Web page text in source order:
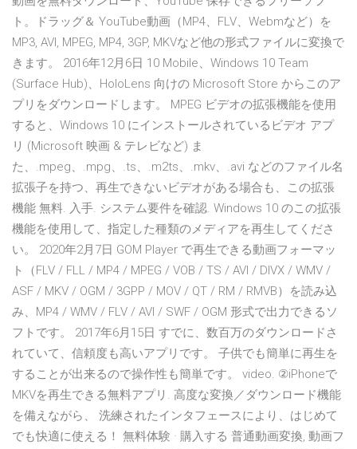
ト。ドラッグ＆ YouTube動画（MP4、FLV、Webmなど）を
MP3, AVI, MPEG, MP4, 3GP, MKVなど他の形式ファイルに変換で
きます。 2016年12月6日 10 Mobile、Windows 10 Team
(Surface Hub)、HoloLens 向けの Microsoft Store からこのア
プリをダウンロードします。 MPEG ビデオの拡張機能を使用
すると、Windows 10 にインストールされているビデオ アプ
リ (Microsoft 映画 & テレビなど) ま
た、.mpeg、.mpg、.ts、.m2ts、.mkv、.avi などのファイル名
拡張子を持つ、再生できないビデオがある場合も、この拡張
機能 無料. 入手. システム要件を確認. Windows 10 のこの拡張
機能を使用して、指定した種類のメディアを再生してくださ
い。 2020年2月7日 GOM Player で再生できる動画フォーマッ
ト（FLV / FLL / MP4 / MPEG / VOB / TS / AVI / DIVX / WMV /
ASF / MKV / OGM / 3GPP / MOV / QT / RM / RMVB）を読み込
み、MP4 / WMV / FLV / AVI / SWF / OGM 形式で出力できるソ
フトです。 2017年6月15日 すでに、数百万のダウンロードさ
れていて、信頼度も高いアプリです。 子供でも簡単に再生を
することが出来るので操作性も簡単です。 video. ②iPhoneで
MKVを再生できる無料アプリ. 高度な変換／ダウンロード機能
を備えながら、 洗練されたインタフェースにより、はじめて
でも快適に使える！ 無料体験 · 購入する 普通動画変換, 動画フ